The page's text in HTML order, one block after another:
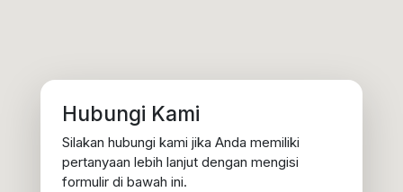
Hubungi Kami
Silakan hubungi kami jika Anda memiliki
pertanyaan lebih lanjut dengan mengisi
formulir di bawah ini.